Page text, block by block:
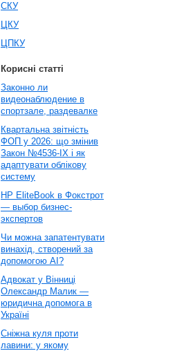
СКУ
ЦКУ
ЦПКУ
Корисні статті
Законно ли
видеонаблюдение в
спортзале, раздевалке
Квартальна звітність
ФОП у 2026: що змінив
Закон №4536-IX і як
адаптувати облікову
систему
HP EliteBook в Фокстрот
— выбор бизнес-
экспертов
Чи можна запатентувати
винахід, створений за
допомогою AI?
Адвокат у Вінниці
Олександр Малик —
юридична допомога в
Україні
Сніжна куля проти
лавини: у якому